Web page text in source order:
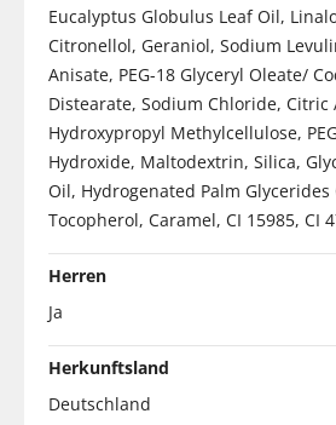
Eucalyptus Globulus Leaf Oil,
Citronellol, Geraniol, Sodium
Anisate, PEG-18 Glyceryl Oleate/
Distearate, Sodium Chloride, Citric
Hydroxypropyl Methylcellulose,
Hydroxide, Maltodextrin, Silica,
Oil, Hydrogenated Palm Glycerides
Tocopherol, Caramel, CI 15985, CI
Herren
Ja
Herkunftsland
Deutschland